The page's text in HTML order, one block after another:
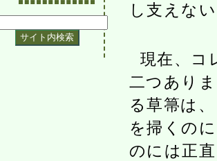
し支えな
現在、コ
二つあり
る草箒は
を掃くの
のには正